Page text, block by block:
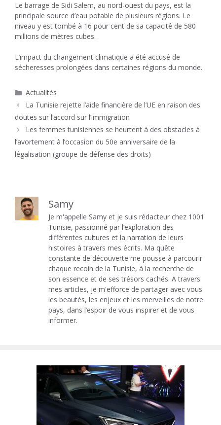
Le barrage de Sidi Salem, au nord-ouest du pays, est la
principale source d’eau potable de plusieurs régions. Le
niveau y est tombé à 16 pour cent de sa capacité de 580
millions de mètres cubes.
L’impact du changement climatique a été accusé de
sécheresses prolongées dans certaines régions du monde.
Catégories
Actualités
La Tunisie rejette l’aide financière de l’UE en raison des
doutes sur l’accord sur l’immigration
Les femmes tunisiennes se heurtent à des obstacles à
l’avortement à l’occasion du 50e anniversaire de la
légalisation (groupe de défense des droits)
Samy
Je m'appelle Samy et je suis rédacteur chez 1001
Tunisie, passionné par l’exploration des
différentes cultures et la narration de leurs
histoires à travers mes écrits. Ma quête
constante de découverte me pousse à parcourir
chaque recoin de la Tunisie, à la recherche de
son essence et de ses trésors cachés. A travers
mes articles, je m'efforce de partager avec vous
les beautés, les enjeux et les merveilles de notre
pays, dans l’espoir de vous inspirer et de vous
informer.